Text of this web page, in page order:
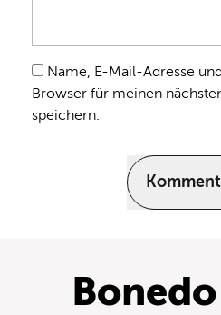
Name, E-Mail-Adresse
Browser für meinen
speichern.
Bonedo